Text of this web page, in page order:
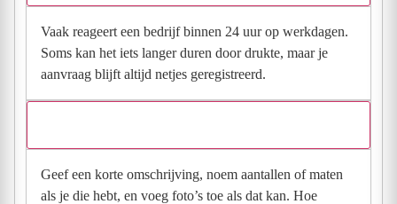
Vaak reageert een bedrijf binnen 24 uur op werkdagen.
Soms kan het iets langer duren door drukte, maar je
aanvraag blijft altijd netjes geregistreerd.
Geef een korte omschrijving, noem aantallen of maten
als je die hebt, en voeg foto’s toe als dat kan. Hoe